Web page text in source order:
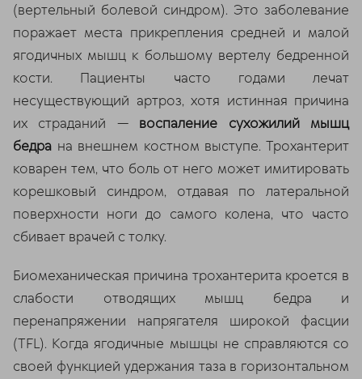
(вертельный болевой синдром). Это заболевание
поражает места прикрепления средней и малой
ягодичных мышц к большому вертелу бедренной
кости. Пациенты часто годами лечат
несуществующий артроз, хотя истинная причина
их страданий — воспаление сухожилий мышц
бедра на внешнем костном выступе. Трохантерит
коварен тем, что боль от него может имитировать
корешковый синдром, отдавая по латеральной
поверхности ноги до самого колена, что часто
сбивает врачей с толку.
Биомеханическая причина трохантерита кроется в
слабости отводящих мышц бедра и
перенапряжении напрягателя широкой фасции
(TFL). Когда ягодичные мышцы не справляются со
своей функцией удержания таза в горизонтальном